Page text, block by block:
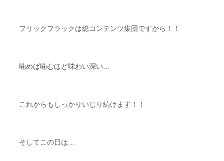
フリックフラックは総コンテンツ集団ですから！！
噛めば噛むほど味わい深い…
これからもしっかりいじり続けます！！
そしてこの日は…